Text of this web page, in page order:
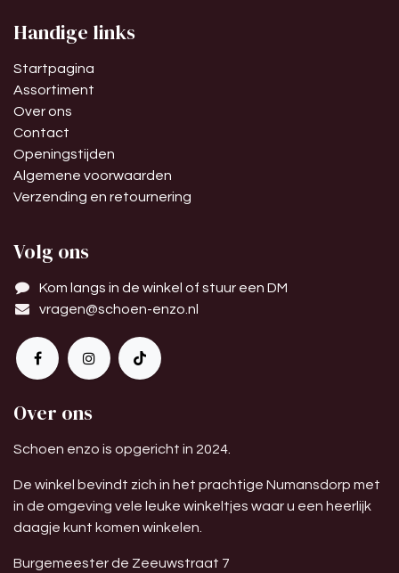
Handige links
Startpagina
Assortiment
Over ons
Contact
Openingstijden
Algemene voorwaarden
Verzending en retournering
Volg ons
Kom langs in de winkel of stuur een DM
vragen@schoen-enzo.nl
Over ons
Schoen enzo is opgericht in 2024.
De winkel bevindt zich in het prachtige Numansdorp met
in de omgeving vele leuke winkeltjes waar u een heerlijk
daagje kunt komen winkelen.
Burgemeester de Zeeuwstraat 7